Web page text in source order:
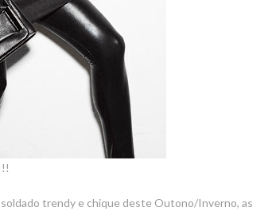
trendy e chique deste Outono/Inverno, as